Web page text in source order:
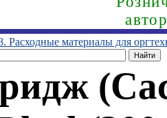
Расходные материалы для